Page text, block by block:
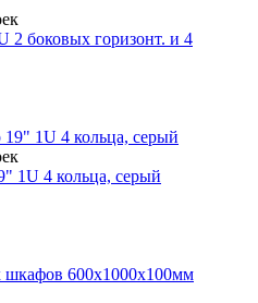
2 боковых горизонт. и 4
1U 4 кольца, серый